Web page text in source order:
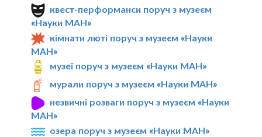
квест-перформанси поруч з музеєм
«Науки МАН»
кімнати люті поруч з музеєм «Науки
МАН»
музеї поруч з музеєм «Науки МАН»
мурали поруч з музеєм «Науки МАН»
незвичні розваги поруч з музеєм «Науки
МАН»
озера поруч з музеєм «Науки МАН»